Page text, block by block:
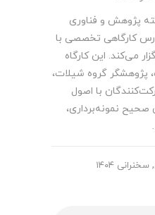
پژوهش و فناوری
فارس کارگاهی تخصصی با
می‌کند. این کارگاه
پژوهشگر گروه شیلات،
با اصول
صحیح نمونه‌برداری،
, سخنرانی ۱۴۰۴